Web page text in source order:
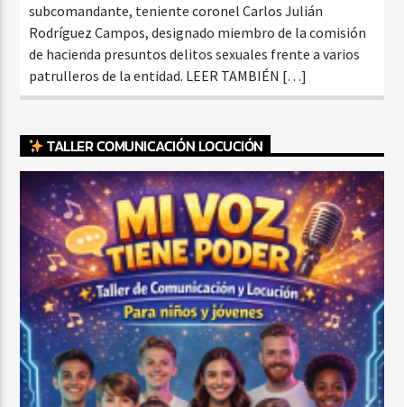
subcomandante, teniente coronel Carlos Julián
Rodríguez Campos, designado miembro de la comisión
de hacienda presuntos delitos sexuales frente a varios
patrulleros de la entidad. LEER TAMBIÉN […]
TALLER COMUNICACIÓN LOCUCIÓN